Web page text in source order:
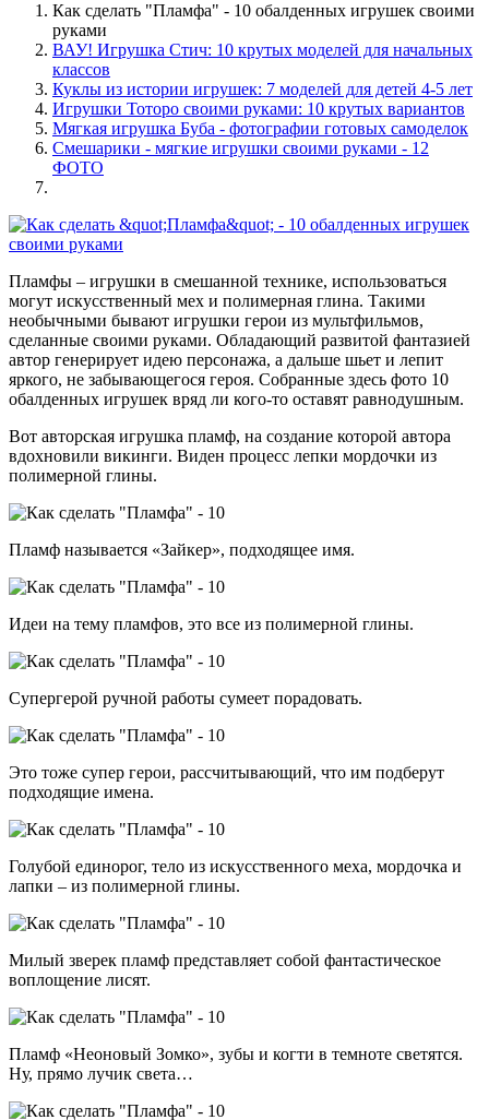
Как сделать "Пламфа" - 10 обалденных игрушек своими
руками
ВАУ! Игрушка Стич: 10 крутых моделей для начальных
классов
Куклы из истории игрушек: 7 моделей для детей 4-5 лет
Игрушки Тоторо своими руками: 10 крутых вариантов
Мягкая игрушка Буба - фотографии готовых самоделок
Смешарики - мягкие игрушки своими руками - 12
ФОТО
Пламфы – игрушки в смешанной технике, использоваться
могут искусственный мех и полимерная глина. Такими
необычными бывают игрушки герои из мультфильмов,
сделанные своими руками. Обладающий развитой фантазией
автор генерирует идею персонажа, а дальше шьет и лепит
яркого, не забывающегося героя. Собранные здесь фото 10
обалденных игрушек вряд ли кого-то оставят равнодушным.
Вот авторская игрушка пламф, на создание которой автора
вдохновили викинги. Виден процесс лепки мордочки из
полимерной глины.
Пламф называется «Зайкер», подходящее имя.
Идеи на тему пламфов, это все из полимерной глины.
Супергерой ручной работы сумеет порадовать.
Это тоже супер герои, рассчитывающий, что им подберут
подходящие имена.
Голубой единорог, тело из искусственного меха, мордочка и
лапки – из полимерной глины.
Милый зверек пламф представляет собой фантастическое
воплощение лисят.
Пламф «Неоновый Зомко», зубы и когти в темноте светятся.
Ну, прямо лучик света…